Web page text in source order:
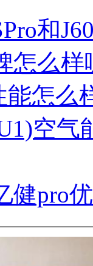
和
怎么
能怎么
空
健pro